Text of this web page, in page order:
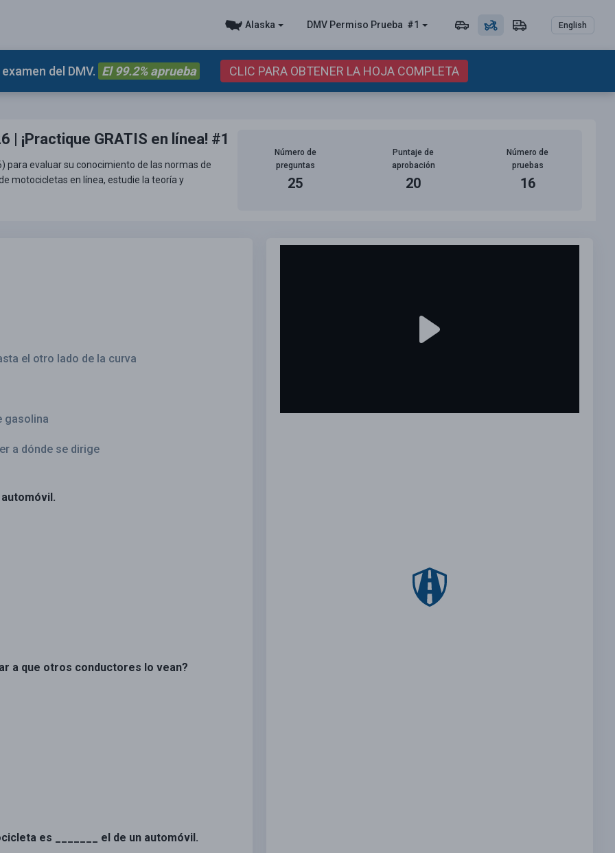
Alaska DMV Permiso Prueba #1 English
del DMV. El 99.2% aprueba CLIC PARA OBTENER LA HOJA COMPLETA
¡Practique GRATIS en línea! #1
para evaluar su conocimiento de las normas de
motocicletas en línea, estudie la teoría y
Número de
preguntas
25
Puntaje de
aprobación
20
Número de
pruebas
16
el otro lado de la curva
gasolina
a dónde se dirige
a que otros conductores lo vean?
es _______ el de un automóvil.